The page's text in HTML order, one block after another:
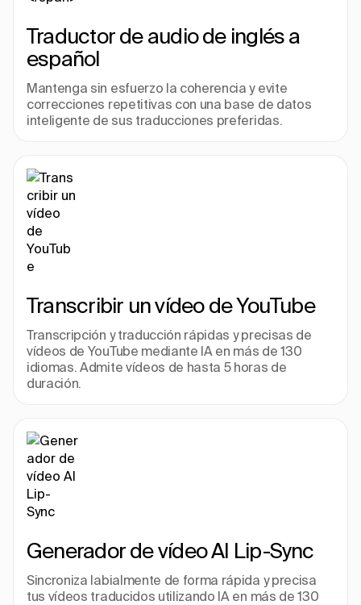
Traductor de audio de inglés a
español
Mantenga sin esfuerzo la coherencia y evite
correcciones repetitivas con una base de datos
inteligente de sus traducciones preferidas.
Transcribir un vídeo de YouTube
Transcripción y traducción rápidas y precisas de
vídeos de YouTube mediante IA en más de 130
idiomas. Admite vídeos de hasta 5 horas de
duración.
Generador de vídeo AI Lip-Sync
Sincroniza labialmente de forma rápida y precisa
tus vídeos traducidos utilizando IA en más de 130